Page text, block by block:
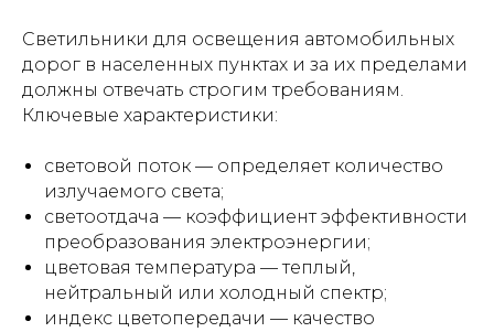
Светильники для освещения автомобильных
дорог в населенных пунктах и за их пределами
должны отвечать строгим требованиям.
Ключевые характеристики:
световой поток — определяет количество
излучаемого света;
светоотдача — коэффициент эффективности
преобразования электроэнергии;
цветовая температура — теплый,
нейтральный или холодный спектр;
индекс цветопередачи — качество